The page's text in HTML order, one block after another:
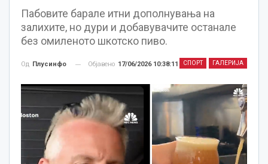
Пабовите барале итни дополнувања на
залихите, но дури и добавувачите останале
без омиленото шкотско пиво.
СПОРТ ГАЛЕРИЈА
Од Плусинфо Објавено 17/06/2026 10:38:11